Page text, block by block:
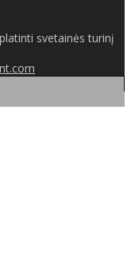
svetainės turinį